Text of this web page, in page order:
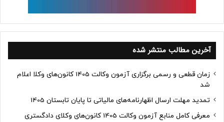
آخرین مطالب منتشر شده
زمان قطعی و رسمی برگزاری آزمون وکالت 1405 کانون‌های وکلا اعلام
شد
تمدید مهلت ارسال اظهارنامه‌های مالیاتی تا پایان تابستان 1405
معرفی کامل منابع آزمون وکالت 1405 کانون‌های وکلای دادگستری